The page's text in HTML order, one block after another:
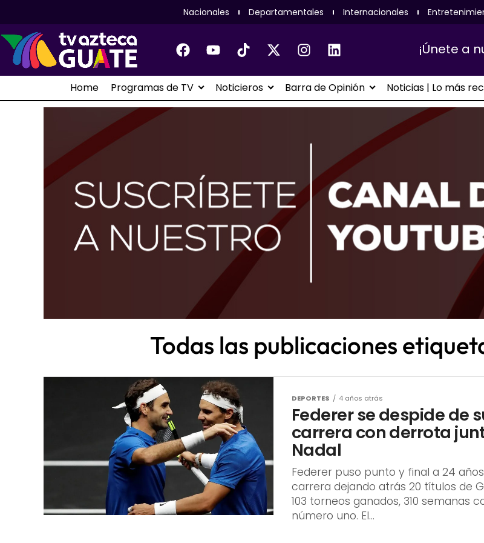
Nacionales Departamentales Internacionales
¡Únete a
Home Programas de TV Noticieros Barra de Opinión Noticias | Lo más
Todas las publicaciones
DEPORTES 4 años atrás
Federer se despide de
carrera con derrota
Nadal
Federer puso punto y final a 24
carrera dejando atrás 20 títulos de
103 torneos ganados, 310 semanas
número uno. El...